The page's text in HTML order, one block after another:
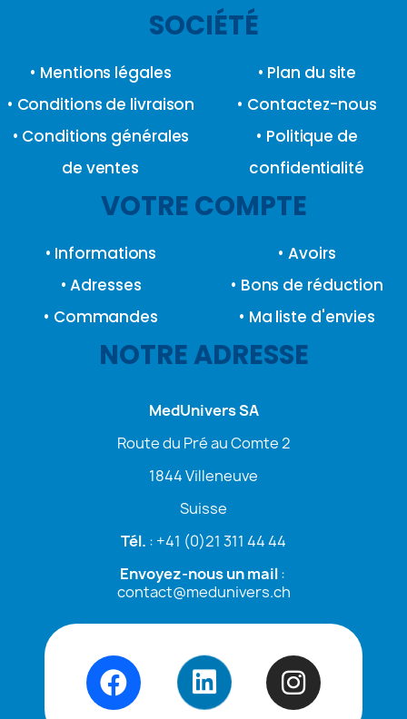
SOCIÉTÉ
• Mentions légales
• Conditions de livraison
• Conditions générales
de ventes
• Plan du site
• Contactez-nous
• Politique de
confidentialité
VOTRE COMPTE
• Informations
• Adresses
• Commandes
• Avoirs
• Bons de réduction
• Ma liste d'envies
NOTRE ADRESSE
MedUnivers SA
Route du Pré au Comte 2
1844 Villeneuve
Suisse
Tél. : +41 (0)21 311 44 44
Envoyez-nous un mail:
contact@medunivers.ch